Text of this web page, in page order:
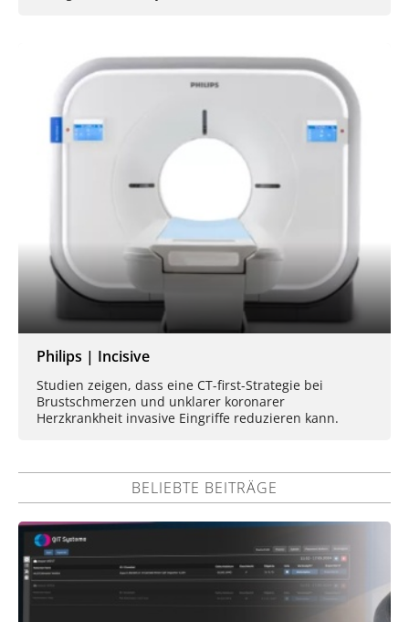
Philips | Incisive
Studien zeigen, dass eine CT-first-Strategie bei
Brustschmerzen und unklarer koronarer
Herzkrankheit invasive Eingriffe reduzieren kann.
BELIEBTE BEITRÄGE